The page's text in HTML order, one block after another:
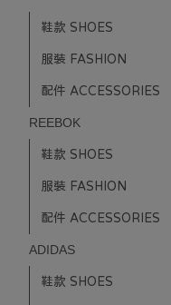
鞋款 SHOES
服裝 FASHION
配件 ACCESSORIES
REEBOK
鞋款 SHOES
服裝 FASHION
配件 ACCESSORIES
ADIDAS
鞋款 SHOES